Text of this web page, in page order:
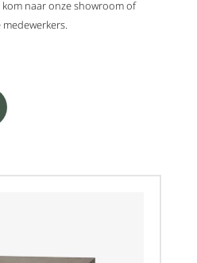
naar onze showroom of